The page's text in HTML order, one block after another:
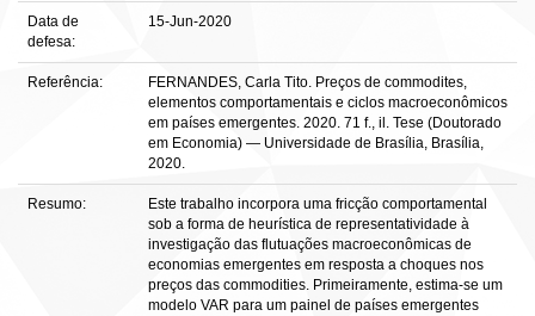
Data de
defesa:
15-Jun-2020
Referência:
FERNANDES, Carla Tito. Preços de commodites,
elementos comportamentais e ciclos macroeconômicos
em países emergentes. 2020. 71 f., il. Tese (Doutorado
em Economia) — Universidade de Brasília, Brasília,
2020.
Resumo:
Este trabalho incorpora uma fricção comportamental
sob a forma de heurística de representatividade à
investigação das flutuações macroeconômicas de
economias emergentes em resposta a choques nos
preços das commodities. Primeiramente, estima-se um
modelo VAR para um painel de países emergentes